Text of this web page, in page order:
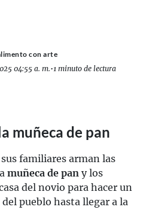
con arte
04:55 a. m.•1 minuto de lectura
muñeca de pan
familiares arman las
muñeca de pan y los
del novio para hacer un
pueblo hasta llegar a la